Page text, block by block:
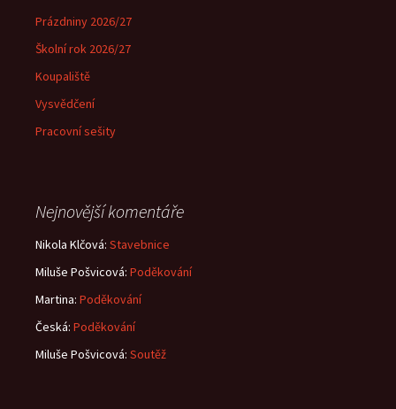
Prázdniny 2026/27
Školní rok 2026/27
Koupaliště
Vysvědčení
Pracovní sešity
Nejnovější komentáře
Nikola Klčová: Stavebnice
Miluše Pošvicová: Poděkování
Martina: Poděkování
Česká: Poděkování
Miluše Pošvicová: Soutěž